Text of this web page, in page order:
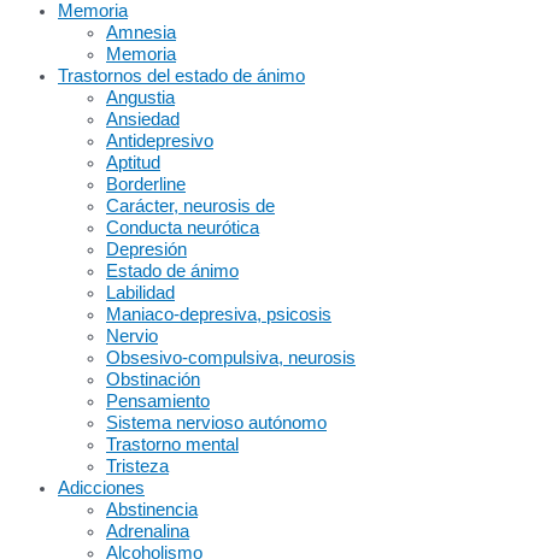
Memoria
Amnesia
Memoria
Trastornos del estado de ánimo
Angustia
Ansiedad
Antidepresivo
Aptitud
Borderline
Carácter, neurosis de
Conducta neurótica
Depresión
Estado de ánimo
Labilidad
Maniaco-depresiva, psicosis
Nervio
Obsesivo-compulsiva, neurosis
Obstinación
Pensamiento
Sistema nervioso autónomo
Trastorno mental
Tristeza
Adicciones
Abstinencia
Adrenalina
Alcoholismo